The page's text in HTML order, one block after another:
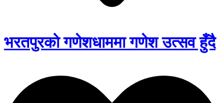
भरतपुरको गणेशधाममा गणेश उत्सव हुँदै